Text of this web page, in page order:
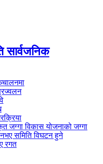
सार्वजनिक
जग्गा विकास योजनाको जग्गा
नभए समिति विघटन हुने
रगत